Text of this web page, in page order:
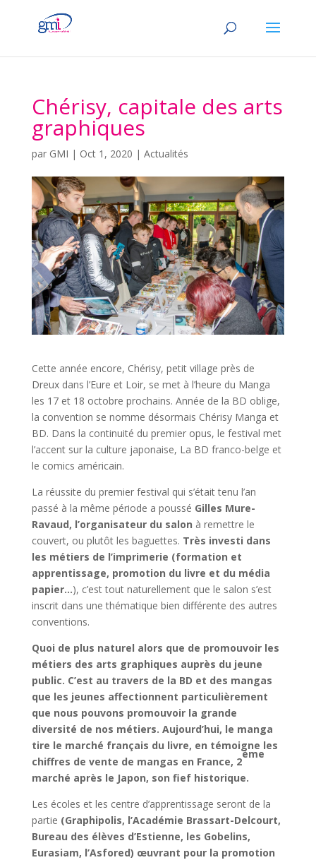
Chérisy, capitale des arts
graphiques
par GMI | Oct 1, 2020 | Actualités
Cette année encore, Chérisy, petit village près de
Dreux dans l’Eure et Loir, se met à l’heure du Manga
les 17 et 18 octobre prochains. Année de la BD oblige,
la convention se nomme désormais Chérisy Manga et
BD. Dans la continuité du premier opus, le festival met
l’accent sur la culture japonaise, La BD franco-belge et
le comics américain.
La réussite du premier festival qui s’était tenu l’an
passé à la même période a poussé Gilles Mure-
Ravaud, l’organisateur du salon à remettre le
couvert, ou plutôt les baguettes. Très investi dans
les métiers de l’imprimerie (formation et
apprentissage, promotion du livre et du média
papier…), c’est tout naturellement que le salon s’est
inscrit dans une thématique bien différente des autres
conventions.
Quoi de plus naturel alors que de promouvoir les
métiers des arts graphiques auprès du jeune
public. C’est au travers de la BD et des mangas
que les jeunes affectionnent particulièrement
que nous pouvons promouvoir la grande
diversité de nos métiers. Aujourd’hui, le manga
tire le marché français du livre, en témoigne les
chiffres de vente de mangas en France, 2
ème
marché après le Japon, son fief historique.
Les écoles et les centre d’apprentissage seront de la
partie (Graphipolis, l’Académie Brassart-Delcourt,
Bureau des élèves d’Estienne, les Gobelins,
Eurasiam, l’Asfored) œuvrant pour la promotion